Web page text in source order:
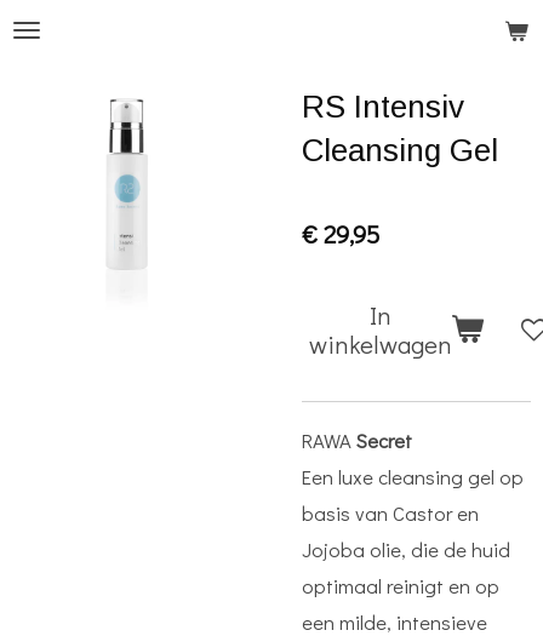
Ga
hoofdinhoud
RS Intensiv
Cleansing Gel
€ 29,95
In
winkelwagen
RAWA Secret
Een luxe cleansing gel op
basis van Castor en
Jojoba olie, die de huid
optimaal reinigt en op
een milde, intensieve